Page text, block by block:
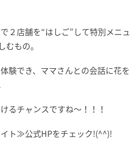
２店舗を“はしご”して特別メニュ
もの。
験でき、ママさんとの会話に花を
るチャンスですね～！！！
ト≫公式HPをチェック!(^^)!